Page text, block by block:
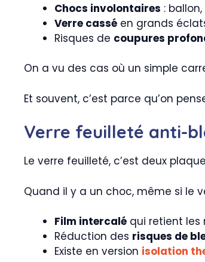
Chocs involontaires :
Verre cassé en grands
Risques de coupures
On a vu des cas où un simple
Et souvent, c’est parce qu’on
Verre feuilleté anti-
Le verre feuilleté, c’est deux
Quand il y a un choc, même si le
Film intercalé qui retient les
Réduction des risques de
Existe en version isolation